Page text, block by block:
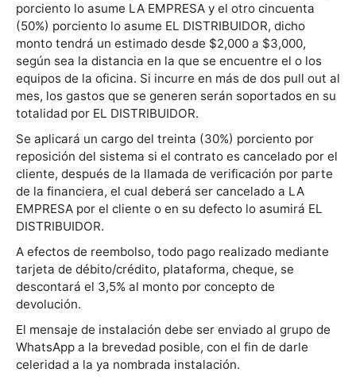
porciento lo asume LA EMPRESA y el otro cincuenta
(50%) porciento lo asume EL DISTRIBUIDOR, dicho
monto tendrá un estimado desde $2,000 a $3,000,
según sea la distancia en la que se encuentre el o los
equipos de la oficina. Si incurre en más de dos pull out al
mes, los gastos que se generen serán soportados en su
totalidad por EL DISTRIBUIDOR.
Se aplicará un cargo del treinta (30%) porciento por
reposición del sistema si el contrato es cancelado por el
cliente, después de la llamada de verificación por parte
de la financiera, el cual deberá ser cancelado a LA
EMPRESA por el cliente o en su defecto lo asumirá EL
DISTRIBUIDOR.
A efectos de reembolso, todo pago realizado mediante
tarjeta de débito/crédito, plataforma, cheque, se
descontará el 3,5% al monto por concepto de
devolución.
El mensaje de instalación debe ser enviado al grupo de
WhatsApp a la brevedad posible, con el fin de darle
celeridad a la ya nombrada instalación.